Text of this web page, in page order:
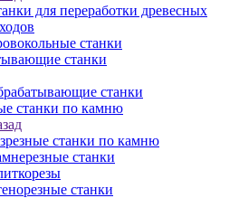
для переработки древесных
станки
станки
станки
станки по камню
станки по камню
станки
станки